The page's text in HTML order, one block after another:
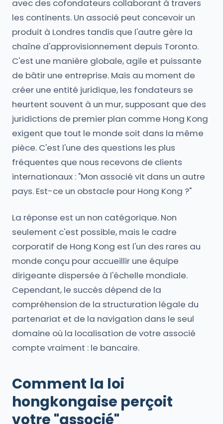
avec des cofondateurs collaborant à travers
les continents. Un associé peut concevoir un
produit à Londres tandis que l'autre gère la
chaîne d'approvisionnement depuis Toronto.
C'est une manière globale, agile et puissante
de bâtir une entreprise. Mais au moment de
créer une entité juridique, les fondateurs se
heurtent souvent à un mur, supposant que des
juridictions de premier plan comme Hong Kong
exigent que tout le monde soit dans la même
pièce. C'est l'une des questions les plus
fréquentes que nous recevons de clients
internationaux : "Mon associé vit dans un autre
pays. Est-ce un obstacle pour Hong Kong ?"
La réponse est un non catégorique. Non
seulement c'est possible, mais le cadre
corporatif de Hong Kong est l'un des rares au
monde conçu pour accueillir une équipe
dirigeante dispersée à l'échelle mondiale.
Cependant, le succès dépend de la
compréhension de la structuration légale du
partenariat et de la navigation dans le seul
domaine où la localisation de votre associé
compte vraiment : le bancaire.
Comment la loi
hongkongaise perçoit
votre "associé"